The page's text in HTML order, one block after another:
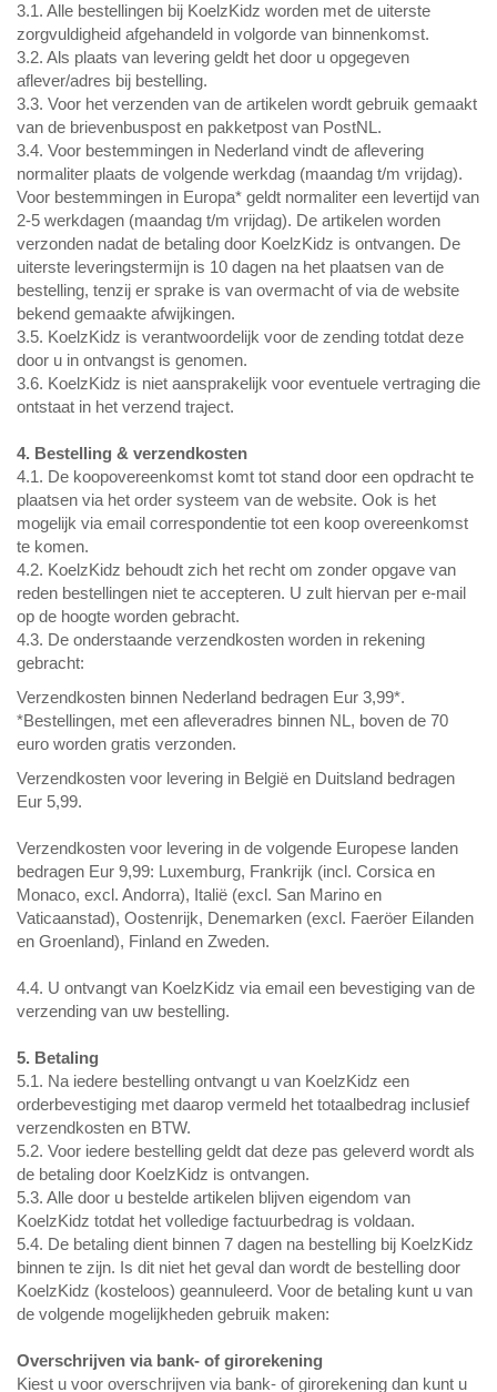
3.1. Alle bestellingen bij KoelzKidz worden met de uiterste
zorgvuldigheid afgehandeld in volgorde van binnenkomst.
3.2. Als plaats van levering geldt het door u opgegeven
aflever/adres bij bestelling.
3.3. Voor het verzenden van de artikelen wordt gebruik gemaakt
van de brievenbuspost en pakketpost van PostNL.
3.4. Voor bestemmingen in Nederland vindt de aflevering
normaliter plaats de volgende werkdag (maandag t/m vrijdag).
Voor bestemmingen in Europa* geldt normaliter een levertijd van
2-5 werkdagen (maandag t/m vrijdag). De artikelen worden
verzonden nadat de betaling door KoelzKidz is ontvangen. De
uiterste leveringstermijn is 10 dagen na het plaatsen van de
bestelling, tenzij er sprake is van overmacht of via de website
bekend gemaakte afwijkingen.
3.5. KoelzKidz is verantwoordelijk voor de zending totdat deze
door u in ontvangst is genomen.
3.6. KoelzKidz is niet aansprakelijk voor eventuele vertraging die
ontstaat in het verzend traject.
4. Bestelling & verzendkosten
4.1. De koopovereenkomst komt tot stand door een opdracht te
plaatsen via het order systeem van de website. Ook is het
mogelijk via email correspondentie tot een koop overeenkomst
te komen.
4.2. KoelzKidz behoudt zich het recht om zonder opgave van
reden bestellingen niet te accepteren. U zult hiervan per e-mail
op de hoogte worden gebracht.
4.3. De onderstaande verzendkosten worden in rekening
gebracht:
Verzendkosten binnen Nederland bedragen Eur 3,99*.
*Bestellingen, met een afleveradres binnen NL, boven de 70
euro worden gratis verzonden.
Verzendkosten voor levering in België en Duitsland bedragen
Eur 5,99.
Verzendkosten voor levering in de volgende Europese landen
bedragen Eur 9,99: Luxemburg, Frankrijk (incl. Corsica en
Monaco, excl. Andorra), Italië (excl. San Marino en
Vaticaanstad), Oostenrijk, Denemarken (excl. Faeröer Eilanden
en Groenland), Finland en Zweden.
4.4. U ontvangt van KoelzKidz via email een bevestiging van de
verzending van uw bestelling.
5. Betaling
5.1. Na iedere bestelling ontvangt u van KoelzKidz een
orderbevestiging met daarop vermeld het totaalbedrag inclusief
verzendkosten en BTW.
5.2. Voor iedere bestelling geldt dat deze pas geleverd wordt als
de betaling door KoelzKidz is ontvangen.
5.3. Alle door u bestelde artikelen blijven eigendom van
KoelzKidz totdat het volledige factuurbedrag is voldaan.
5.4. De betaling dient binnen 7 dagen na bestelling bij KoelzKidz
binnen te zijn. Is dit niet het geval dan wordt de bestelling door
KoelzKidz (kosteloos) geannuleerd. Voor de betaling kunt u van
de volgende mogelijkheden gebruik maken:
Overschrijven via bank- of girorekening
Kiest u voor overschrijven via bank- of girorekening dan kunt u